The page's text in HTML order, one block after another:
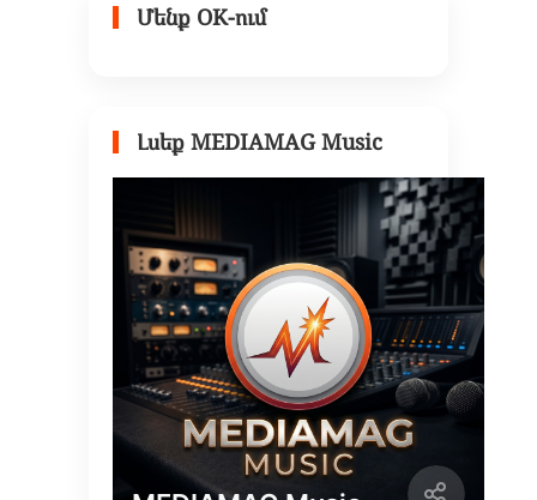
Մենք OK-ում
Լսեք MEDIAMAG Music